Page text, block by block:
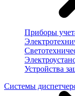
Приборы
Устройства
Системы